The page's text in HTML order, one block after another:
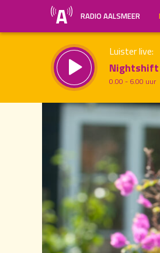
RADIO AALSMEER
Luister live:
Nightshift
0.00 - 6.00 uur
19.00
Inklappen